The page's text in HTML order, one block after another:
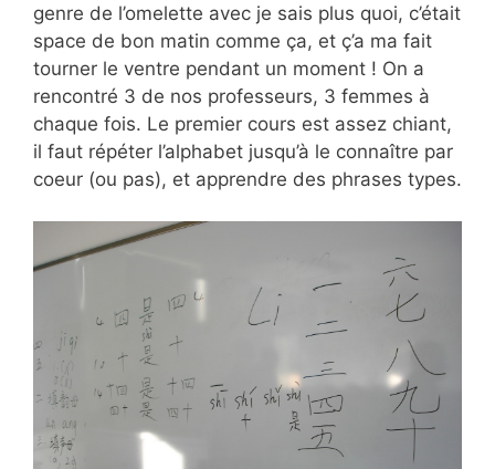
genre de l’omelette avec je sais plus quoi, c’était
space de bon matin comme ça, et ç’a ma fait
tourner le ventre pendant un moment ! On a
rencontré 3 de nos professeurs, 3 femmes à
chaque fois. Le premier cours est assez chiant,
il faut répéter l’alphabet jusqu’à le connaître par
coeur (ou pas), et apprendre des phrases types.